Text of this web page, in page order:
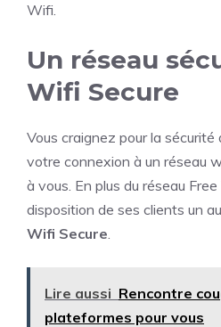
Wifi.
Un réseau
Wifi Secure
Vous craignez pour la
votre connexion à un réseau
à vous. En plus du réseau
disposition de ses clients un
Wifi Secure.
Lire aussi Rencontre
plateformes pour vous